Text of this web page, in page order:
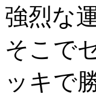
強烈な
そこで
ッキで